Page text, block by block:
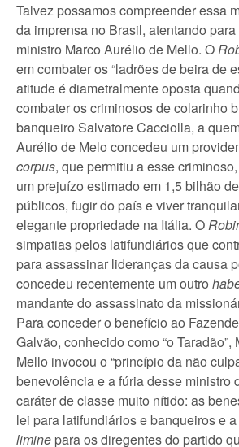
Talvez possamos compreender essa
da imprensa no Brasil, atentando
ministro Marco Aurélio de Mello. O
em combater os “ladrões de beira de
atitude é diametralmente oposta
combater os criminosos de colarinho
banqueiro Salvatore Cacciolla, a
Aurélio de Melo concedeu um
corpus, que permitiu a esse
um prejuízo estimado em 1,5 bilhão
públicos, fugir do país e viver
elegante propriedade na Itália. O
simpatias pelos latifundiários que
para assassinar lideranças da causa
concedeu recentemente um outro
mandante do assassinato da
Para conceder o benefício ao
Galvão, conhecido como “o
Mello invocou o “princípio da não
benevolência e a fúria desse ministro
caráter de classe muito nítido: as
lei para latifundiários e banqueiros e
limine para os diregentes do partido